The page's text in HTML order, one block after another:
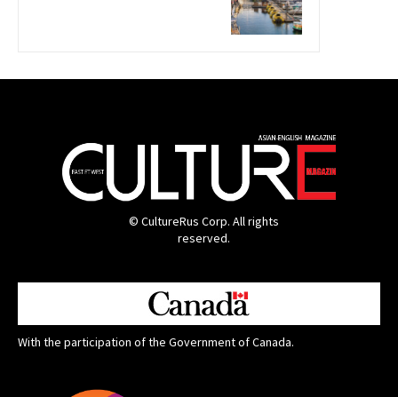
© CultureRus Corp. All rights
reserved.
With the participation of the Government of Canada.